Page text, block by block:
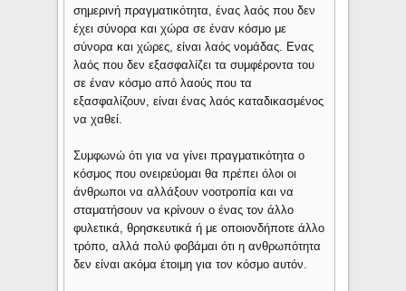
σημερινή πραγματικότητα, ένας λαός που δεν
έχει σύνορα και χώρα σε έναν κόσμο με
σύνορα και χώρες, είναι λαός νομάδας. Ενας
λαός που δεν εξασφαλίζει τα συμφέροντα του
σε έναν κόσμο από λαούς που τα
εξασφαλίζουν, είναι ένας λαός καταδικασμένος
να χαθεί.
Συμφωνώ ότι για να γίνει πραγματικότητα ο
κόσμος που ονειρεύομαι θα πρέπει όλοι οι
άνθρωποι να αλλάξουν νοοτροπία και να
σταματήσουν να κρίνουν ο ένας τον άλλο
φυλετικά, θρησκευτικά ή με οποιονδήποτε άλλο
τρόπο, αλλά πολύ φοβάμαι ότι η ανθρωπότητα
δεν είναι ακόμα έτοιμη για τον κόσμο αυτόν.